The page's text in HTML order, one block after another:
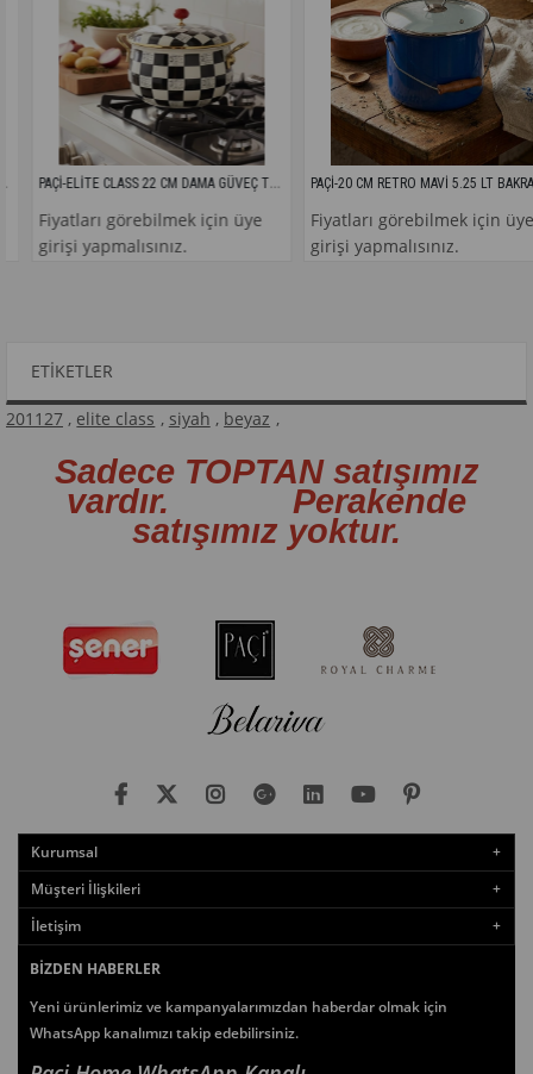
PAÇİ-ELİTE CLASS 22 CM DAMA GÜVEÇ TENCERE
Fiyatları görebilmek için üye
girişi yapmalısınız.
PAÇİ-20 CM RETRO MAVİ 5.25 LT BAKRAÇ
Fiyatları görebilmek için üye
girişi yapmalısınız.
ETIKETLER
201127 , elite class , siyah , beyaz ,
Sadece TOPTAN satışımız
vardır. Perakende
satışımız yoktur.
Kurumsal
Müşteri İlişkileri
İletişim
BIZDEN HABERLER
Yeni ürünlerimiz ve kampanyalarımızdan haberdar olmak için
WhatsApp kanalımızı takip edebilirsiniz.